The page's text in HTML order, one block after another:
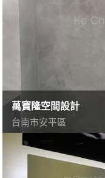
萬寶隆空間設計
台南市安平區